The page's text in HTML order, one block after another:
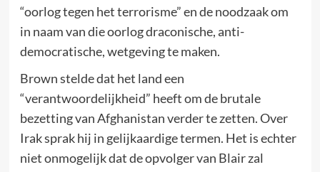
“oorlog tegen het terrorisme” en de noodzaak om
in naam van die oorlog draconische, anti-
democratische, wetgeving te maken.
Brown stelde dat het land een
“verantwoordelijkheid” heeft om de brutale
bezetting van Afghanistan verder te zetten. Over
Irak sprak hij in gelijkaardige termen. Het is echter
niet onmogelijk dat de opvolger van Blair zal